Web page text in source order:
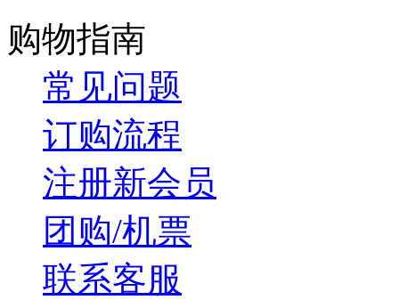
购物指南
常见问题
订购流程
注册新会员
团购/机票
联系客服